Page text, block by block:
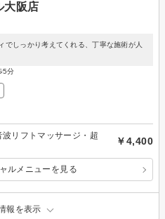
大阪店
でしっかり考えてくれる、丁寧な施術が人
5分
リフトマッサージ・超
￥4,400
ルメニューを見る
報を表示